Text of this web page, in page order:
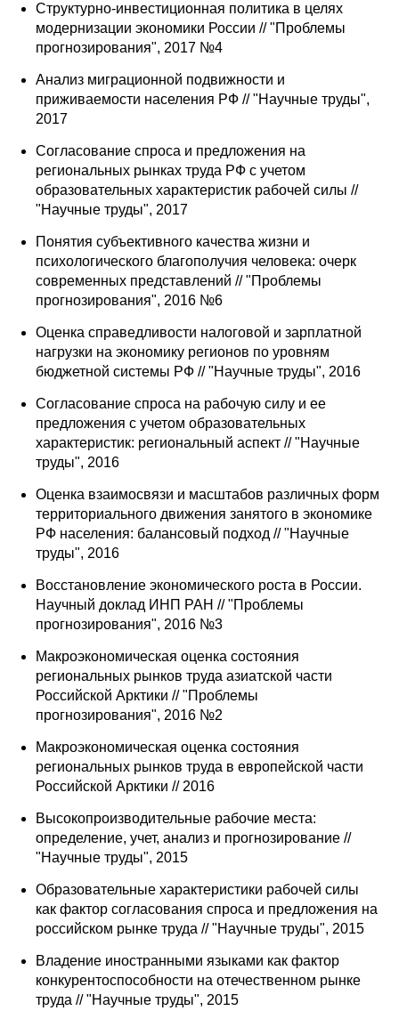
Структурно-инвестиционная политика в целях
модернизации экономики России // "Проблемы
прогнозирования", 2017 №4
Анализ миграционной подвижности и
приживаемости населения РФ // "Научные труды",
2017
Согласование спроса и предложения на
региональных рынках труда РФ с учетом
образовательных характеристик рабочей силы //
"Научные труды", 2017
Понятия субъективного качества жизни и
психологического благополучия человека: очерк
современных представлений // "Проблемы
прогнозирования", 2016 №6
Оценка справедливости налоговой и зарплатной
нагрузки на экономику регионов по уровням
бюджетной системы РФ // "Научные труды", 2016
Согласование спроса на рабочую силу и ее
предложения с учетом образовательных
характеристик: региональный аспект // "Научные
труды", 2016
Оценка взаимосвязи и масштабов различных форм
территориального движения занятого в экономике
РФ населения: балансовый подход // "Научные
труды", 2016
Восстановление экономического роста в России.
Научный доклад ИНП РАН // "Проблемы
прогнозирования", 2016 №3
Макроэкономическая оценка состояния
региональных рынков труда азиатской части
Российской Арктики // "Проблемы
прогнозирования", 2016 №2
Макроэкономическая оценка состояния
региональных рынков труда в европейской части
Российской Арктики // 2016
Высокопроизводительные рабочие места:
определение, учет, анализ и прогнозирование //
"Научные труды", 2015
Образовательные характеристики рабочей силы
как фактор согласования спроса и предложения на
российском рынке труда // "Научные труды", 2015
Владение иностранными языками как фактор
конкурентоспособности на отечественном рынке
труда // "Научные труды", 2015